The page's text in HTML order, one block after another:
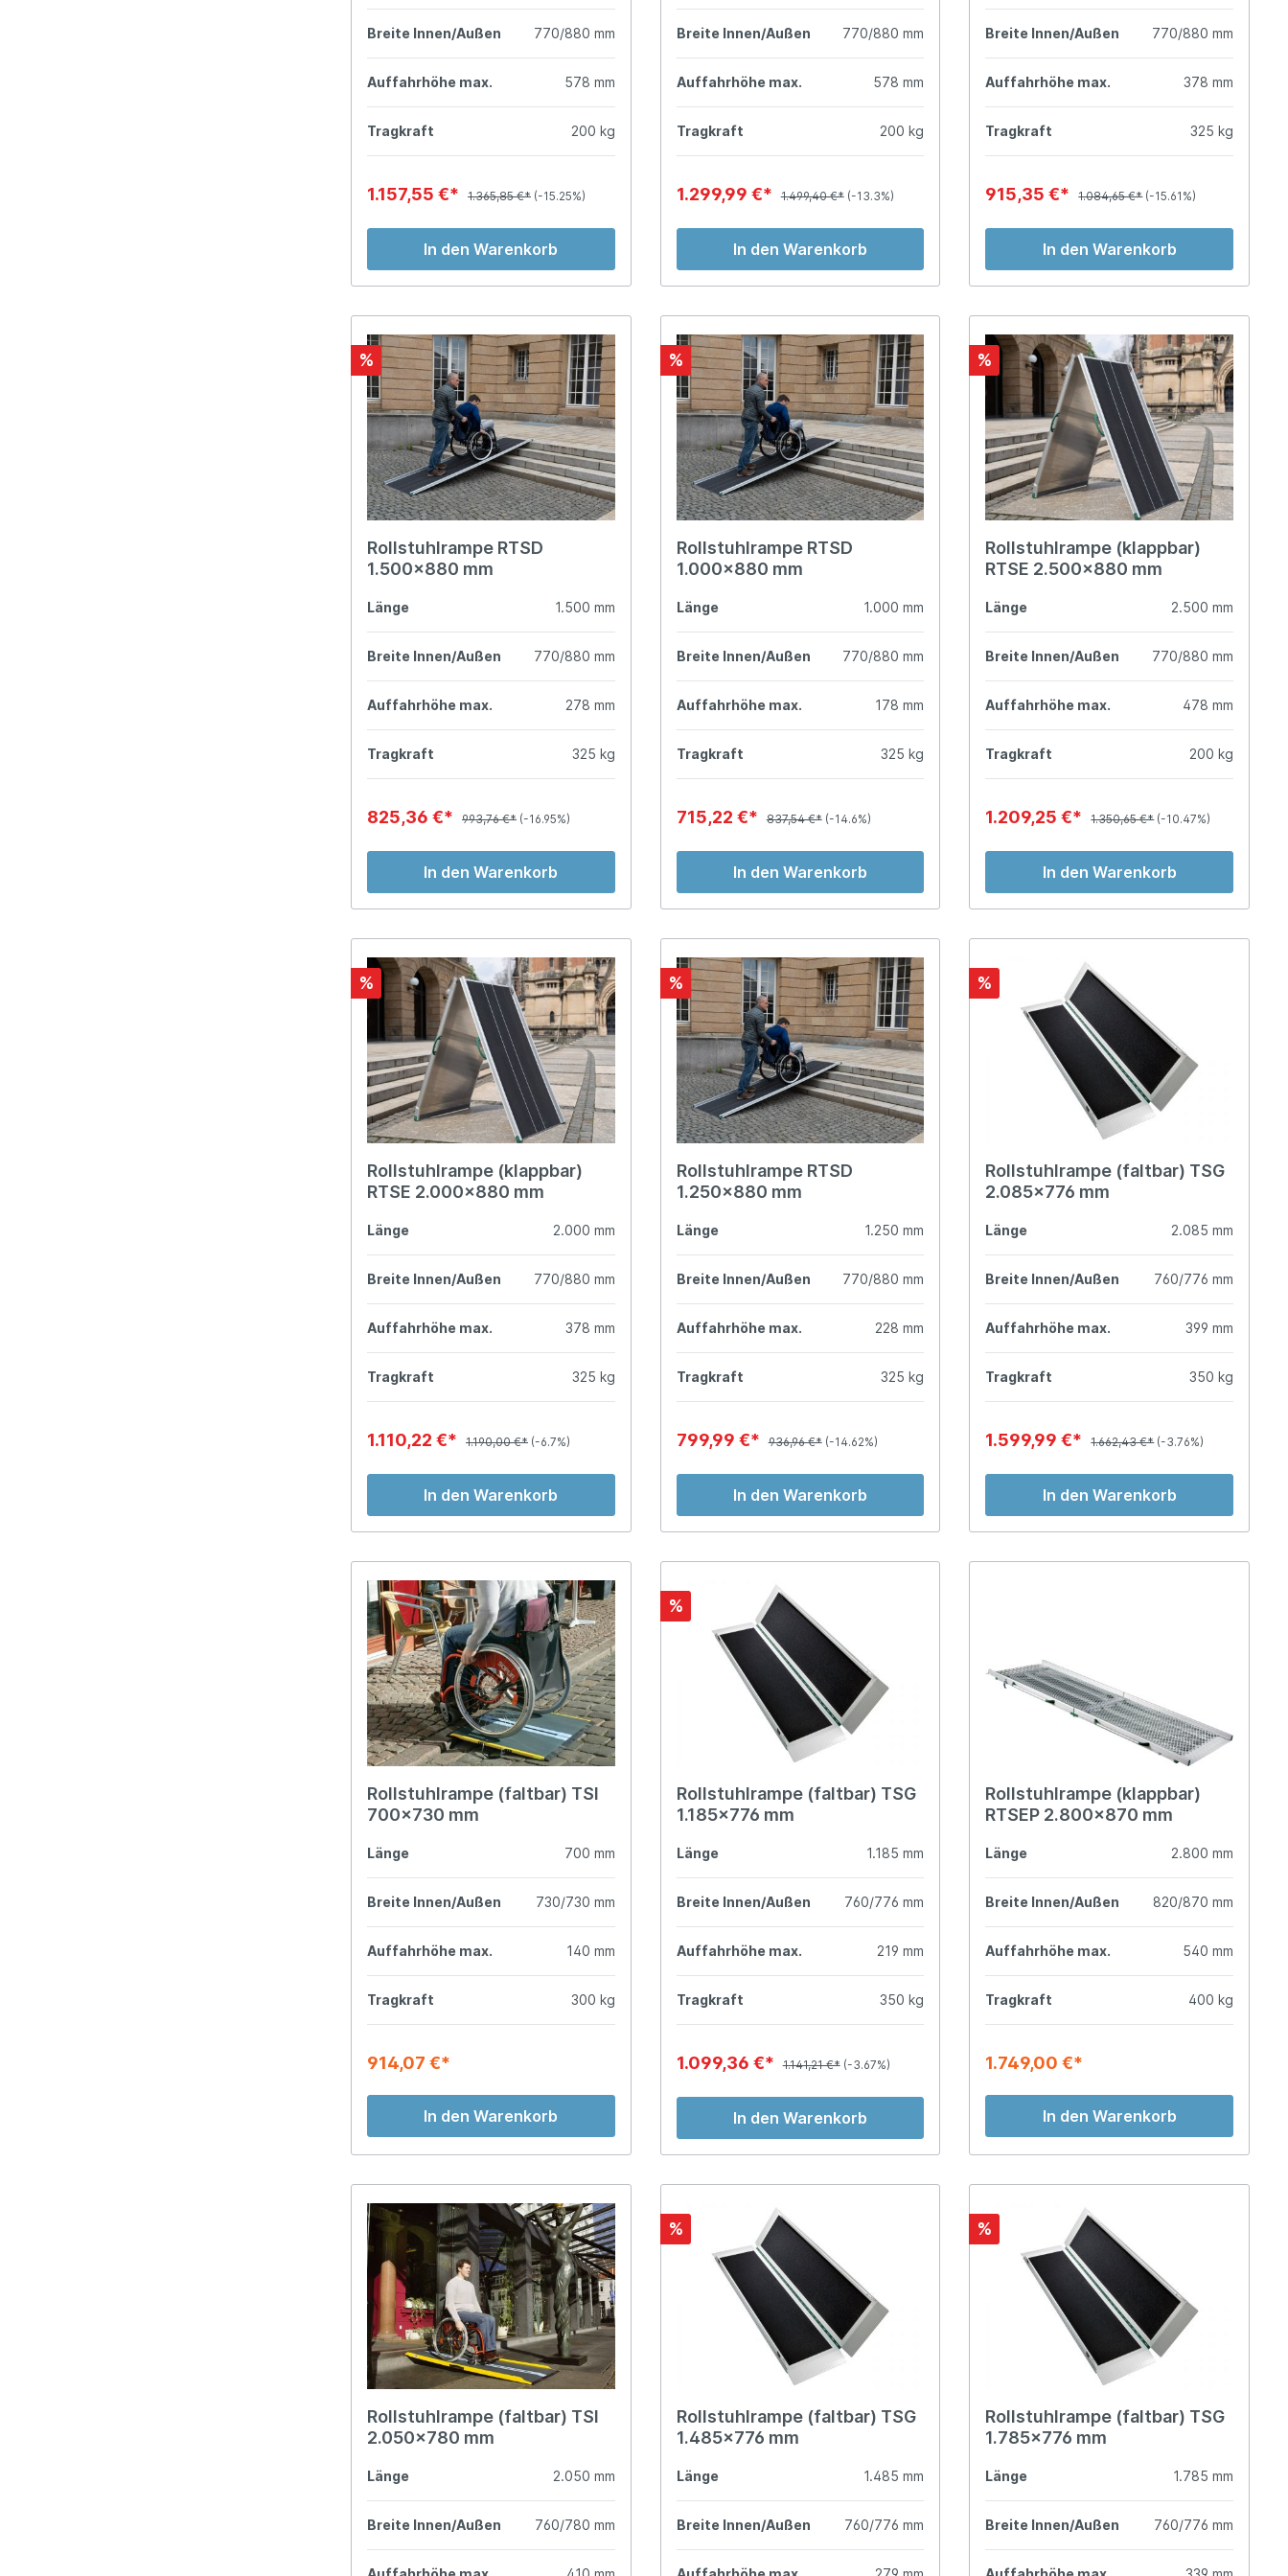
Breite Innen/Außen 770/880 mm
Auffahrhöhe max. 578 mm
Tragkraft 200 kg
1.157,55 €* 1.365,85 €* (-15.25%)
In den Warenkorb
Breite Innen/Außen 770/880 mm
Auffahrhöhe max. 578 mm
Tragkraft 200 kg
1.299,99 €* 1.499,40 €* (-13.3%)
In den Warenkorb
Breite Innen/Außen 770/880 mm
Auffahrhöhe max. 378 mm
Tragkraft 325 kg
915,35 €* 1.084,65 €* (-15.61%)
In den Warenkorb
%
Rollstuhlrampe RTSD
1.500x880 mm
Länge 1.500 mm
Breite Innen/Außen 770/880 mm
Auffahrhöhe max. 278 mm
Tragkraft 325 kg
825,36 €* 993,76 €* (-16.95%)
In den Warenkorb
%
Rollstuhlrampe RTSD
1.000x880 mm
Länge 1.000 mm
Breite Innen/Außen 770/880 mm
Auffahrhöhe max. 178 mm
Tragkraft 325 kg
715,22 €* 837,54 €* (-14.6%)
In den Warenkorb
%
Rollstuhlrampe (klappbar)
RTSE 2.500x880 mm
Länge 2.500 mm
Breite Innen/Außen 770/880 mm
Auffahrhöhe max. 478 mm
Tragkraft 200 kg
1.209,25 €* 1.350,65 €* (-10.47%)
In den Warenkorb
%
Rollstuhlrampe (klappbar)
RTSE 2.000x880 mm
Länge 2.000 mm
Breite Innen/Außen 770/880 mm
Auffahrhöhe max. 378 mm
Tragkraft 325 kg
1.110,22 €* 1.190,00 €* (-6.7%)
In den Warenkorb
%
Rollstuhlrampe RTSD
1.250x880 mm
Länge 1.250 mm
Breite Innen/Außen 770/880 mm
Auffahrhöhe max. 228 mm
Tragkraft 325 kg
799,99 €* 936,96 €* (-14.62%)
In den Warenkorb
%
Rollstuhlrampe (faltbar) TSG
2.085x776 mm
Länge 2.085 mm
Breite Innen/Außen 760/776 mm
Auffahrhöhe max. 399 mm
Tragkraft 350 kg
1.599,99 €* 1.662,43 €* (-3.76%)
In den Warenkorb
Rollstuhlrampe (faltbar) TSI
700x730 mm
Länge 700 mm
Breite Innen/Außen 730/730 mm
Auffahrhöhe max. 140 mm
Tragkraft 300 kg
914,07 €*
In den Warenkorb
%
Rollstuhlrampe (faltbar) TSG
1.185x776 mm
Länge 1.185 mm
Breite Innen/Außen 760/776 mm
Auffahrhöhe max. 219 mm
Tragkraft 350 kg
1.099,36 €* 1.141,21 €* (-3.67%)
In den Warenkorb
Rollstuhlrampe (klappbar)
RTSEP 2.800x870 mm
Länge 2.800 mm
Breite Innen/Außen 820/870 mm
Auffahrhöhe max. 540 mm
Tragkraft 400 kg
1.749,00 €*
In den Warenkorb
Rollstuhlrampe (faltbar) TSI
2.050x780 mm
Länge 2.050 mm
Breite Innen/Außen 760/780 mm
%
Rollstuhlrampe (faltbar) TSG
1.485x776 mm
Länge 1.485 mm
Breite Innen/Außen 760/776 mm
%
Rollstuhlrampe (faltbar) TSG
1.785x776 mm
Länge 1.785 mm
Breite Innen/Außen 760/776 mm